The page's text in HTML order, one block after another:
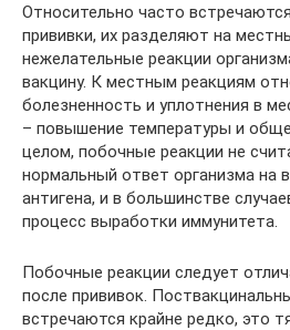
Относительно часто
прививки, их разделяют на
нежелательные реакции
вакцину. К местным реакциям
болезненность и уплотнения в
– повышение температуры и
целом, побочные реакции не
нормальный ответ организма на
антигена, и в большинстве
процесс выработки иммунитета.
Побочные реакции следует
после прививок.
встречаются крайне редко, это